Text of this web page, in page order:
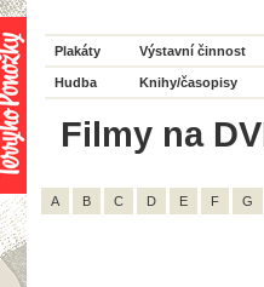
Plakáty Výstavní činnost
Hudba Knihy/časopisy
Filmy na
A B C D E F G